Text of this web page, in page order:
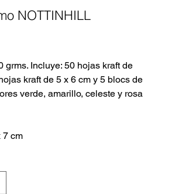
NOTTINHILL
grms. Incluye: 50 hojas kraft de
kraft de 5 x 6 cm y 5 blocs de
verde, amarillo, celeste y rosa
7 cm